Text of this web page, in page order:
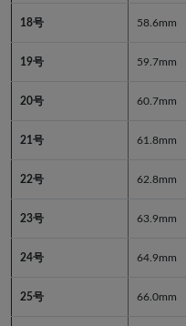
18号 58.6mm
19号 59.7mm
20号 60.7mm
21号 61.8mm
22号 62.8mm
23号 63.9mm
24号 64.9mm
25号 66.0mm